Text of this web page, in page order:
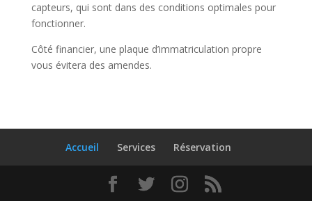
capteurs, qui sont dans des conditions optimales pour
fonctionner.
Côté financier, une plaque d’immatriculation propre
vous évitera des amendes.
Accueil Services Réservation